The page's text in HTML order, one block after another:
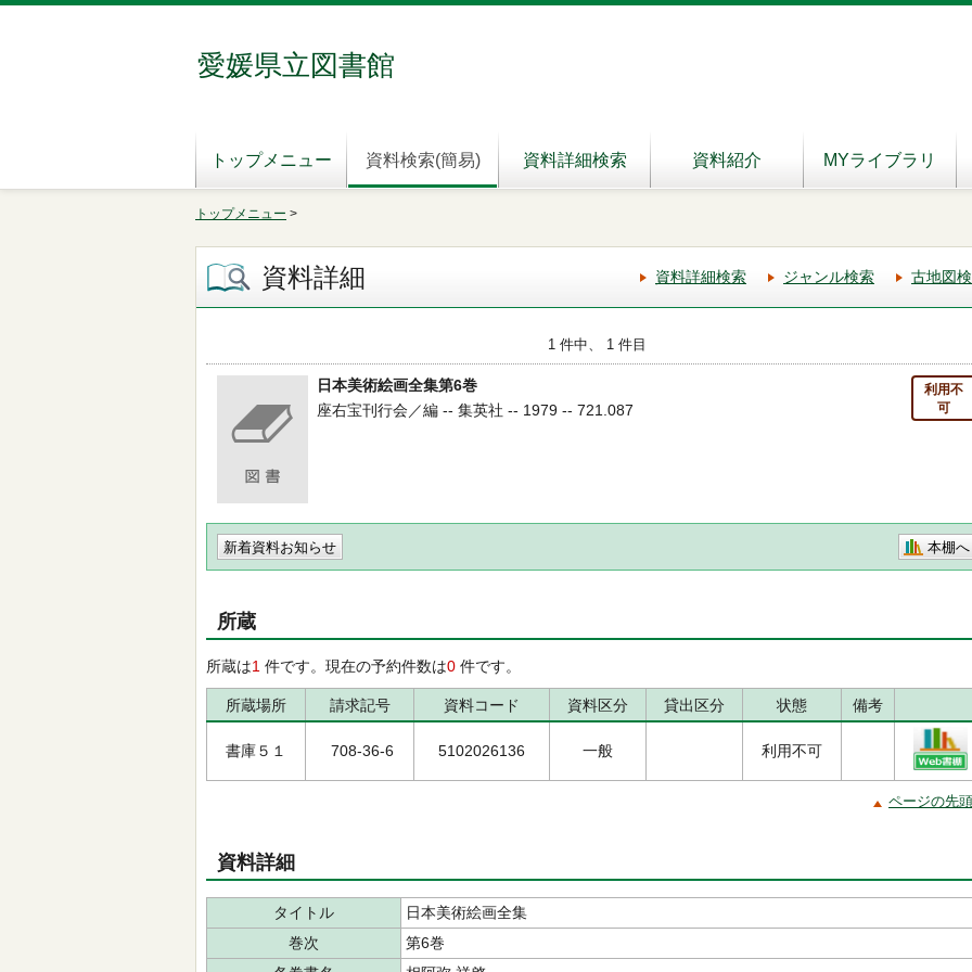
愛媛県立図書館
トップメニュー 資料検索(簡易) 資料詳細検索 資料紹介 MYライブラリ
トップメニュー >
資料詳細 資料詳細検索 ジャンル検索 古地図
1 件中、 1 件目
日本美術絵画全集第6巻
利用不
可
座右宝刊行会／編 -- 集英社 -- 1979 -- 721.087
新着資料お知らせ 本棚へ
所蔵
所蔵は1 件です。現在の予約件数は0 件です。
所蔵場所 請求記号 資料コード 資料区分 貸出区分 状態 備考
書庫５１ 708-36-6 5102026136 一般 利用不可
ページの先
資料詳細
タイトル
日本美術絵画全集
巻次
第6巻